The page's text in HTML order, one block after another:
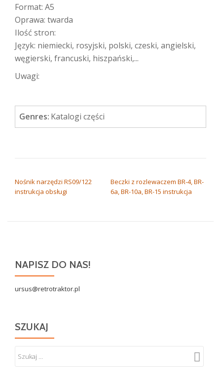
Format: A5
Oprawa: twarda
Ilość stron:
Język: niemiecki, rosyjski, polski, czeski, angielski,
węgierski, francuski, hiszpański,...
Uwagi:
Genres: Katalogi części
Nośnik narzędzi RS09/122
instrukcja obsługi
Beczki z rozlewaczem BR-4, BR-
6a, BR-10a, BR-15 instrukcja
NAPISZ DO NAS!
ursus@retrotraktor.pl
SZUKAJ